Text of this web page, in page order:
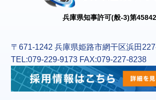
兵庫県知事許可(般-3)第
〒671-1242 兵庫県姫路市網干区浜田
TEL:079-229-9173 FAX:079-227-8238